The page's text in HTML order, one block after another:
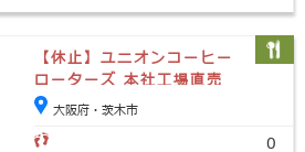
【休止】ユニオンコーヒー
ローターズ 本社工場直売
大阪府・茨木市
0